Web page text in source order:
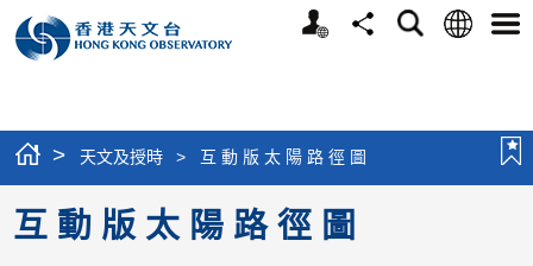
個
分
搜
語
選
> 天文及授時 > 互 動 版 太 陽 路 徑 圖
互 動 版 太 陽 路 徑 圖